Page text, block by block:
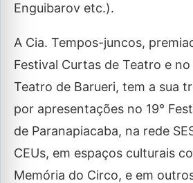
Enguibarov etc.).
A Cia. Tempos-juncos,
Festival Curtas de Teatro e no
Teatro de Barueri, tem a sua
por apresentações no 19°
de Paranapiacaba, na rede
CEUs, em espaços culturais
Memória do Circo, e em